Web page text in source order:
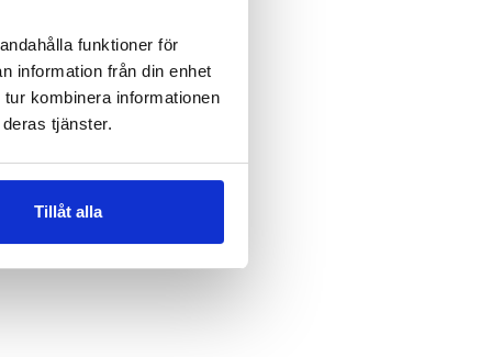
funktioner för
information från din enhet
kombinera informationen
tjänster.
Tillåt alla
Basker